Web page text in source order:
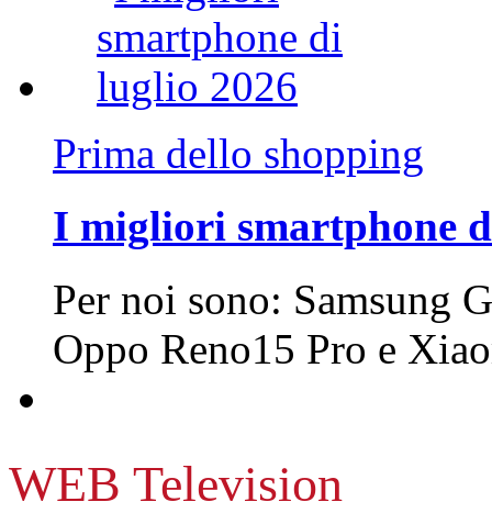
Prima dello shopping
I migliori smartphone
Per noi sono: Samsung
Oppo Reno15 Pro e
WEB Television